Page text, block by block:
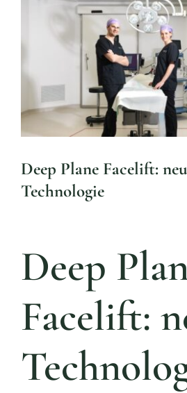
Image
Deep Plane Facelift:
Technologie
Deep
Facelift: